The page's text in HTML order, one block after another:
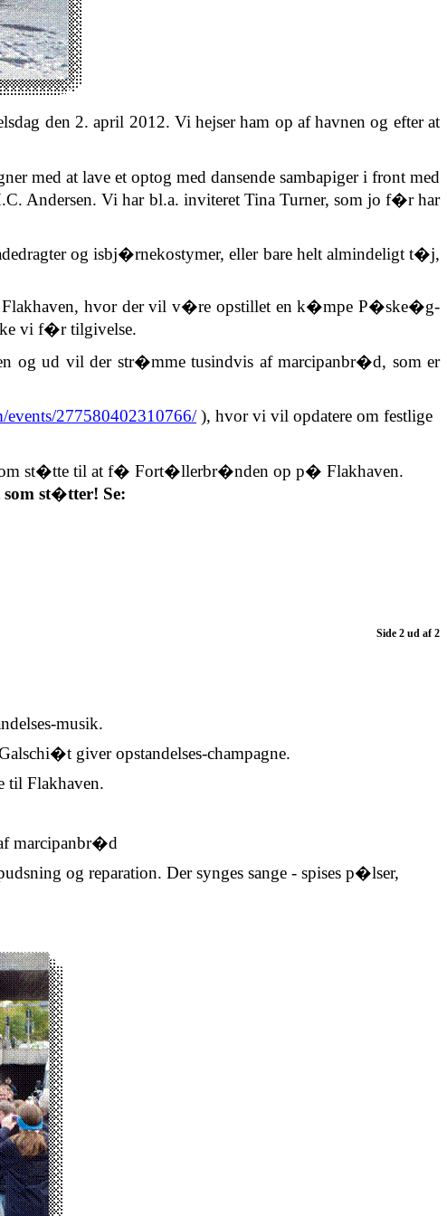
den 2. april 2012. Vi hejser ham op af havnen og efter at
med at lave et optog med dansende sambapiger i front med
Andersen. Vi har bl.a. invite­ret Tina Turner, som jo f�r har
og isbj�rnekostymer, eller bare helt almindeligt t�j,
hvor der vil v�re opstillet en k�mpe P�ske�g-
vi f�r tilgivelse.
ud vil der str�mme tusindvis af marcipanbr�d, som er
277580402310766/), hvor vi vil opdatere om festlige
st�tte til at f� Fort�llerbr�nden op p� Flakhaven.
st�tter! Se:
Side 2 ud af 2
musik.
giver opstandelses-champagne.
til Flakhaven.
marcipanbr�d
og reparation. Der synges sange - spises p�lser,